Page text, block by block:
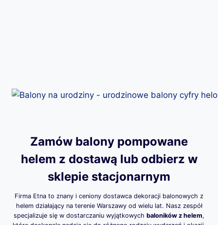
Zamów balony pompowane
helem z dostawą lub odbierz w
sklepie stacjonarnym
Firma Etna to znany i ceniony dostawca dekoracji balonowych z
helem działający na terenie Warszawy od wielu lat. Nasz zespół
specjalizuje się w dostarczaniu wyjątkowych baloników z helem,